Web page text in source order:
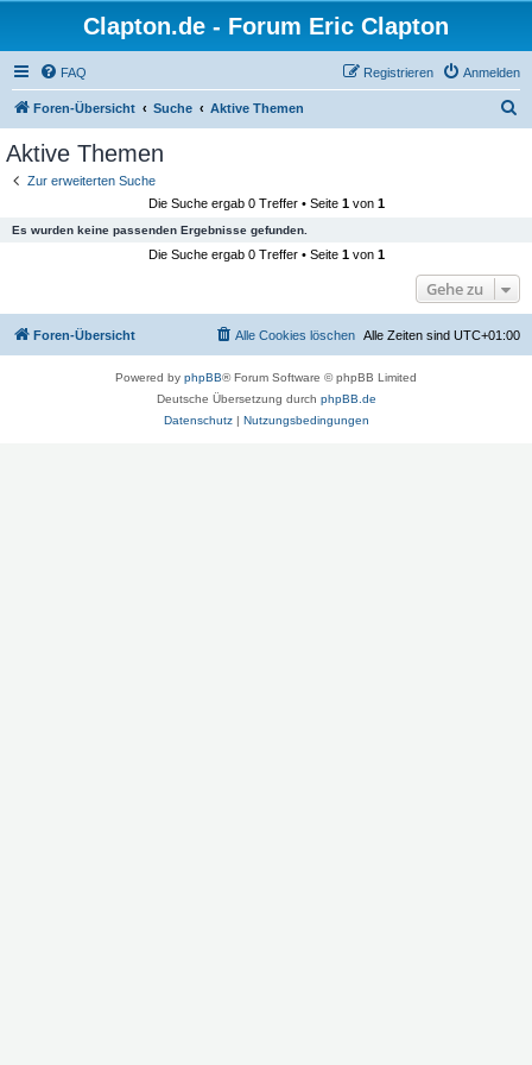
Clapton.de - Forum Eric Clapton
FAQ Anmelden
Registrieren
Foren-Übersicht Suche Aktive Themen
Aktive Themen
Zur erweiterten Suche
Die Suche ergab 0 Treffer • Seite 1von 1
Es wurden keine passenden Ergebnisse gefunden.
Die Suche ergab 0 Treffer • Seite 1von 1
Gehe zu
Foren-Übersicht Alle Zeiten sind UTC+01:00
Alle Cookies löschen
Powered by phpBB® Forum Software © phpBB Limited
Deutsche Übersetzung durch phpBB.de
Datenschutz| Nutzungsbedingungen